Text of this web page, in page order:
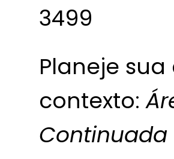
3499
Planeje
contexto:
Continuada